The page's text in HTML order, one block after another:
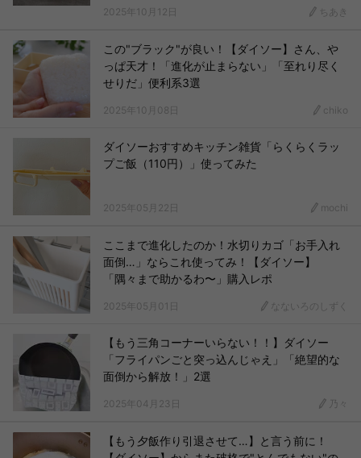
2025年10月12日 ちあき
この"ブラック"が良い！【ダイソー】さん、や
っぱ天才！「進化が止まらない」「至れり尽く
せりだ」便利系3選
2025年10月08日 chiko
ダイソーおすすめキッチン雑貨「らくらくラッ
プご飯（110円）」使ってみた
2025年05月22日 mochi
ここまで進化したのか！水切りカゴ「お手入れ
面倒…」ならこれ使ってみ！【ダイソー】
「隅々まで助かるわ〜」購入レポ
2025年05月01日 なないろのしずく
【もう三角コーナーいらない！！】ダイソー
「フライパンごと突っ込んじゃえ」「絶望的な
面倒から解放！」2選
2025年04月23日 乃々
【もう夕飯作り引退させて…】と言う前に！